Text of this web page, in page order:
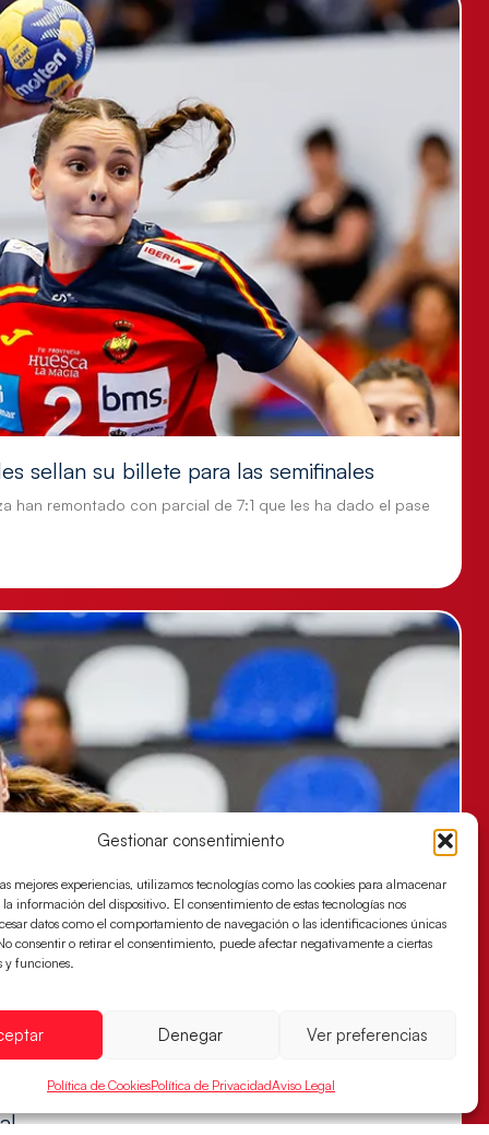
Gestionar consentimiento
mejores experiencias, utilizamos tecnologías como las cookies para almacenar
información del dispositivo. El consentimiento de estas tecnologías nos
datos como el comportamiento de navegación o las identificaciones únicas
consentir o retirar el consentimiento, puede afectar negativamente a ciertas
y funciones.
Denegar Ver preferencias
Política de CookiesPolítica de PrivacidadAviso Legal
sellan su billete para las semifinales
han remontado con parcial de 7:1 que les ha dado el pase
buscan ante Suiza un billete para las